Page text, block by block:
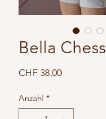
Bella Chess
CHF 38.00Preis
Anzahl *